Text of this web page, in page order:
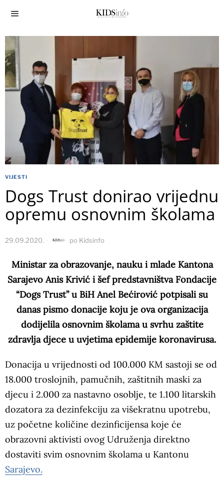
VIJESTI
Dogs Trust donirao vrijednu
opremu osnovnim školama
29.09.2020. po Kidsinfo
Ministar za obrazovanje, nauku i mlade Kantona
Sarajevo Anis Krivić i šef predstavništva Fondacije
“Dogs Trust” u BiH Anel Bećirović potpisali su
danas pismo donacije koju je ova organizacija
dodijelila osnovnim školama u svrhu zaštite
zdravlja djece u uvjetima epidemije koronavirusa.
Donacija u vrijednosti od 100.000 KM sastoji se od
18.000 troslojnih, pamučnih, zaštitnih maski za
djecu i 2.000 za nastavno osoblje, te 1.100 litarskih
dozatora za dezinfekciju za višekratnu upotrebu,
uz početne količine dezinficijensa koje će
obrazovni aktivisti ovog Udruženja direktno
dostaviti svim osnovnim školama u Kantonu
Sarajevo.